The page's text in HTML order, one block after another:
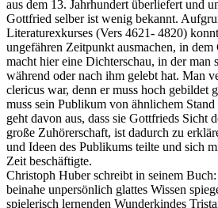
aus dem 13. Jahrhundert überliefert und
Gottfried selber ist wenig bekannt.
Literaturexkurses (Vers 4621- 4820)
ungefähren Zeitpunkt ausmachen, in
macht hier eine Dichterschau, in der man
während oder nach ihm gelebt hat. Man
clericus war, denn er muss hoch gebildet
muss sein Publikum von ähnlichem Stand
geht davon aus, dass sie Gottfrieds Sicht
große Zuhörerschaft, ist dadurch zu
und Ideen des Publikums teilte und sich
Zeit beschäftigte.
Christoph Huber schreibt in seinem
beinahe unpersönlich glattes Wissen
spielerisch lernenden Wunderkindes